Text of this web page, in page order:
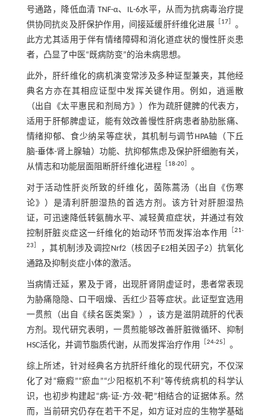
号通路，降低血清 TNF-α、IL-6水平，从而为抗病毒治疗提
供协同抗炎及肝保护作用，间接延缓肝纤维化进展 ［17］ 。
此方尤其适用于伴有情绪障碍和消化道症状的慢性肝炎患
者，凸显了中医“既病防变”的治未病思想。
此外，肝纤维化的病机演变常涉及多种证型兼夹，其他经
典名方亦在其相应证型中发挥关键作用。例如，逍遥散
（出自《太平惠民和剂局方》）作为疏肝健脾的代表方，
适用于肝郁脾虚证，能有效改善慢性肝病患者胁肋胀痛、
情绪抑郁、食少纳呆等症状，其机制与调节HPA轴（下丘
脑-垂体-肾上腺轴）功能、抗抑郁焦虑及保护肝细胞有关，
从情志和功能层面阻断肝纤维化进程 ［18-20］ 。
对于活动性肝炎所致的纤维化，茵陈蒿汤（出自《伤寒
论》）是清利肝胆湿热的首选方剂。该方针对肝胆湿热
证，可迅速降低转氨酶水平、减轻黄疸症状，并通过有效
控制肝脏炎症这一纤维化的始动环节而发挥治本作用
［21-
23］
，其机制涉及调控Nrf2（核因子E2相关因子2）抗氧化
通路及抑制炎症小体的激活。
当病情迁延，累及于肾，出现肝肾阴虚证时，患者常表现
为胁痛隐隐、口干咽燥、舌红少苔等症状。此证型宜选用
一贯煎（出自《续名医类案》），该方是滋阴疏肝的代表
方剂。现代研究表明，一贯煎能够改善肝脏微循环、抑制
HSC活化，并调节脂质代谢，从而发挥治疗作用
［24-25］ 。
综上所述，针对经典名方抗肝纤维化的现代研究，不仅深
化了对“癥瘕”“瘀血”“少阳枢机不利”等传统病机的科学认
识，也初步构建起“病-证-方-效-靶”相结合的证据体系。然
而，当前研究仍存在若干不足，如方证对应的生物学基础